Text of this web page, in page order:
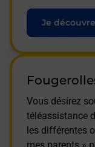
Je découvre
Vous désirez
téléassistance
les différentes